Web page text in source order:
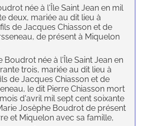
née à l'Île Saint Jean en mil
deux, mariée au dit lieu à
de Jacques Chiasson et de
de présent à Miquelon
Boudrot née à l'Île Saint Jean en
trois, mariée au dit lieu à
de Jacques Chiasson et de
le dit Pierre Chiasson mort
d'avril mil sept cent soixante
Josèphe Boudrot de présent
et Miquelon avec sa famille,